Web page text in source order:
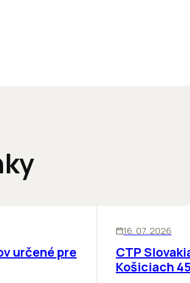
určené pre
16. 07. 2026
CTP
Košiciach